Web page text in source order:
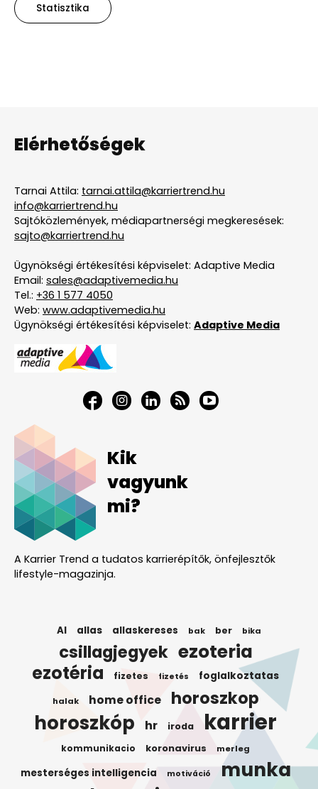
Statisztika
Elérhetőségek
Tarnai Attila: tarnai.attila@karriertrend.hu
info@karriertrend.hu
Sajtóközlemények, médiapartnerségi megkeresések:
sajto@karriertrend.hu
Ügynökségi értékesítési képviselet: Adaptive Media
Email: sales@adaptivemedia.hu
Tel.: +36 1 577 4050
Web: www.adaptivemedia.hu
Ügynökségi értékesítési képviselet: Adaptive Media
Kik
vagyunk
mi?
A Karrier Trend a tudatos karrierépítők, önfejlesztők
lifestyle-magazinja.
AI allas allaskereses bak ber bika
csillagjegyek ezoteria
ezotéria fizetes fizetés foglalkoztatas
halak home office horoszkop
horoszkóp hr iroda karrier
kommunikacio koronavirus merleg
mesterséges intelligencia motiváció munka